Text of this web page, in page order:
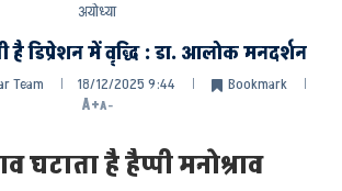
अयोध्या
डिप्रेशन में वृद्धि : डा. आलोक मनदर्शन
Team 18/12/2025 9:44
Bookmark
A+A-
घटाता है हैप्पी मनोश्राव